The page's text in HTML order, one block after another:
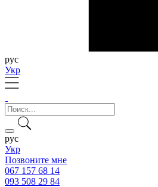
рус
Укр
рус
Укр
Позвоните мне
067 157 68 14
093 508 29 84